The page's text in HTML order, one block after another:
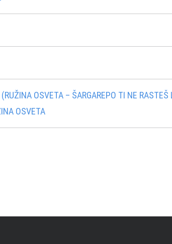
OSVETA – ŠARGAREPO TI NE RASTEŠ
OSVETA